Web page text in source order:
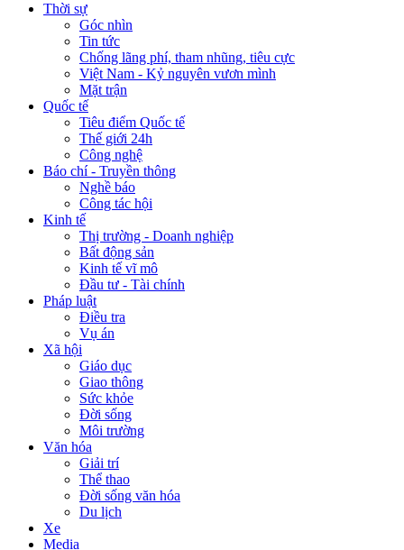
Thời sự
Góc nhìn
Tin tức
Chống lãng phí, tham nhũng, tiêu cực
Việt Nam - Kỷ nguyên vươn mình
Mặt trận
Quốc tế
Tiêu điểm Quốc tế
Thế giới 24h
Công nghệ
Báo chí - Truyền thông
Nghề báo
Công tác hội
Kinh tế
Thị trường - Doanh nghiệp
Bất động sản
Kinh tế vĩ mô
Đầu tư - Tài chính
Pháp luật
Điều tra
Vụ án
Xã hội
Giáo dục
Giao thông
Sức khỏe
Đời sống
Môi trường
Văn hóa
Giải trí
Thể thao
Đời sống văn hóa
Du lịch
Xe
Media